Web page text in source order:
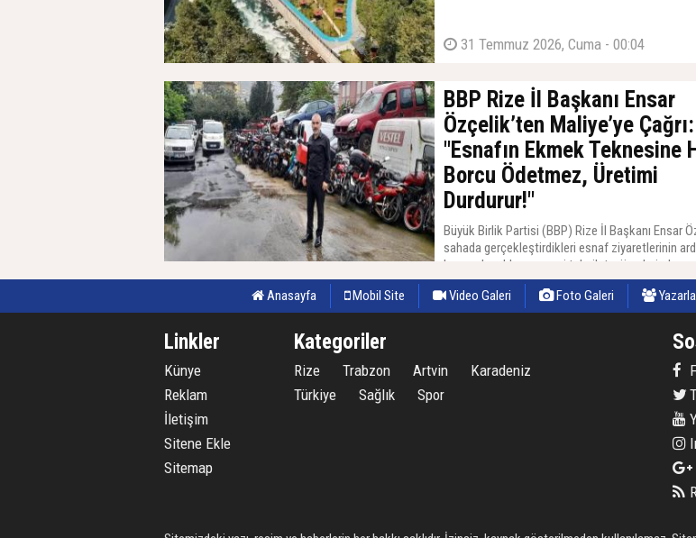
31 Temmuz 2026, Cuma - 00:04
BBP Rize İl Başkanı Ensar
Özçelik’ten Maliye’ye Çağrı:
"Esnafın Ekmek Teknesine
Borcu Ödetmez, Üretimi
Durdurur!"
Büyük Birlik Partisi (BBP) Rize İl Başkanı Ensar
sahada gerçekleştirdikleri esnaf ziyaretlerinin
kamu alacakları ve vergi tahsilatı süreçlerinde
sıkıntılara dikkat çekerek Hazine ve Maliye
çağrıda bulundu.
31 Temmuz 2026, Cuma - 00:04
Anasayfa Mobil Site Video Galeri Foto Galeri
Linkler
Künye
Reklam
İletişim
Sitene Ekle
Sitemap
Kategoriler
Rize Trabzon Artvin
Karadeniz
Türkiye
Sağlık Spor